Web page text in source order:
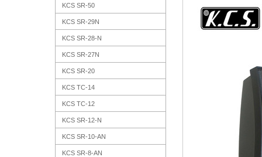
KCS SR-50
KCS SR-29N
KCS SR-28-N
KCS SR-27N
KCS SR-20
KCS TC-14
KCS TC-12
KCS SR-12-N
KCS SR-10-AN
KCS SR-8-AN